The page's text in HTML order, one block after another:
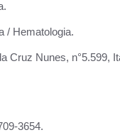
/ Hematologia.
Cruz Nunes, n°5.599,
3654.